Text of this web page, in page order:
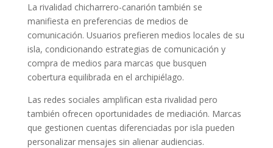
La rivalidad chicharrero-canarión también se
manifiesta en preferencias de medios de
comunicación. Usuarios prefieren medios locales de su
isla, condicionando estrategias de comunicación y
compra de medios para marcas que busquen
cobertura equilibrada en el archipiélago.
Las redes sociales amplifican esta rivalidad pero
también ofrecen oportunidades de mediación. Marcas
que gestionen cuentas diferenciadas por isla pueden
personalizar mensajes sin alienar audiencias.